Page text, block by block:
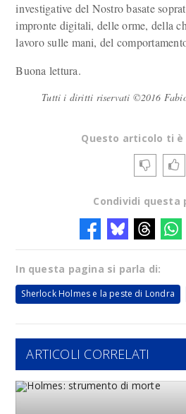
investigative del Nostro basate
impronte digitali, delle orme, della
lavoro sulle mani, del
Buona lettura.
Tutti i diritti riservati ©2016
Questo articolo ti è
Condividi questa
In questa pagina si parla di:
Sherlock Holmes e la peste di Londra
ARTICOLI CORRELATI